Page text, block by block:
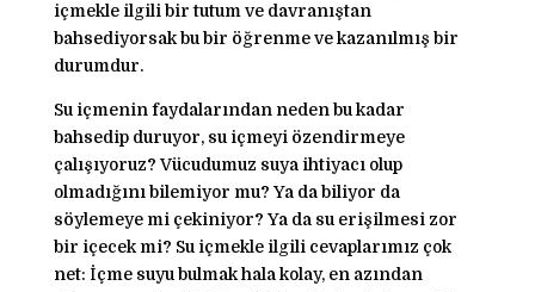
içmekle ilgili bir tutum ve davranıştan
bahsediyorsak bu bir öğrenme ve kazanılmış bir
durumdur.
Su içmenin faydalarından neden bu kadar
bahsedip duruyor, su içmeyi özendirmeye
çalışıyoruz? Vücudumuz suya ihtiyacı olup
olmadığını bilemiyor mu? Ya da biliyor da
söylemeye mi çekiniyor? Ya da su erişilmesi zor
bir içecek mi? Su içmekle ilgili cevaplarımız çok
net: İçme suyu bulmak hala kolay, en azından